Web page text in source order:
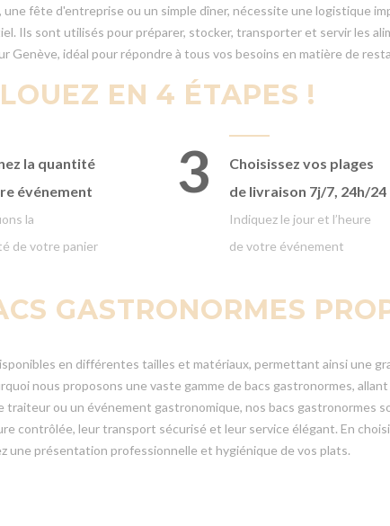
fête d'entreprise ou un simple dîner, nécessite une logistique
Ils sont utilisés pour préparer, stocker, transporter et servir les
Genève, idéal pour répondre à tous vos besoins en matière de
LOUEZ EN 4 ÉTAPES !
la quantité
événement
la
de votre panier
3
Choisissez vos plages
de livraison 7j/7, 24h/24
Indiquez le jour et l’heure
de votre événement
GASTRONORMES
en différentes tailles et matériaux, permettant ainsi une
nous proposons une vaste gamme de bacs gastronormes,
traiteur ou un événement gastronomique, nos bacs
contrôlée, leur transport sécurisé et leur service élégant. En
une présentation professionnelle et hygiénique de vos plats.